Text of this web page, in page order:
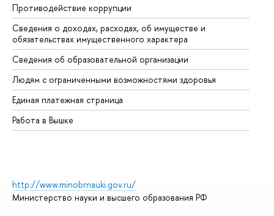
Противодействие коррупции
Сведения о доходах, расходах, об имуществе и
обязательствах имущественного характера
Сведения об образовательной организации
Людям с ограниченными возможностями здоровья
Единая платежная страница
Работа в Вышке
http://www.minobrnauki.gov.ru/
Министерство науки и высшего образования РФ